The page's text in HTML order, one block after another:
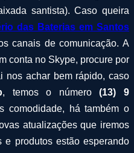
santista). Caso queira
das Baterias em Santos
canais de comunicação. A
conta no Skype, procure por
nos achar bem rápido, caso
, temos o número(13) 9
comodidade, há também o
atualizações que iremos
produtos estão esperando